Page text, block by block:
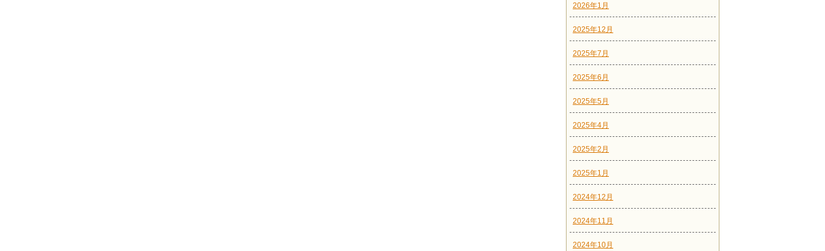
2026年1月
2025年12月
2025年7月
2025年6月
2025年5月
2025年4月
2025年2月
2025年1月
2024年12月
2024年11月
2024年10月